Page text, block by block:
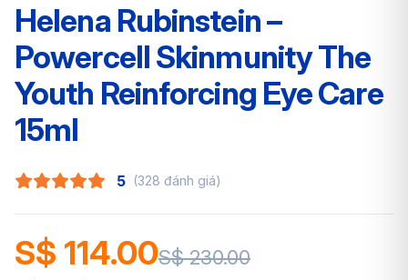
Helena Rubinstein –
Powercell Skinmunity The
Youth Reinforcing Eye Care
15ml
5 (328 đánh giá)
S$ 114.00S$ 230.00